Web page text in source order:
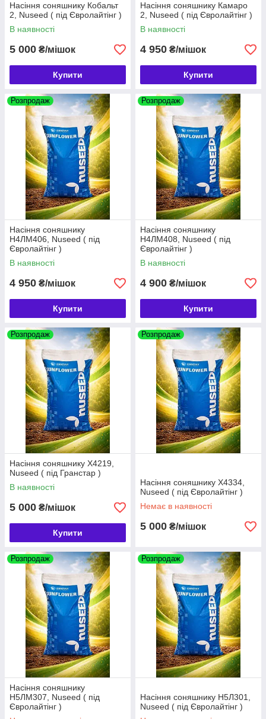
Насіння соняшнику Кобальт
2, Nuseed ( під Євролайтінг )
В наявності
5 000 ₴/мішок
Купити
Насіння соняшнику Камаро
2, Nuseed ( під Євролайтінг )
В наявності
4 950 ₴/мішок
Купити
Розпродаж
Насіння соняшнику
Н4ЛМ406, Nuseed ( під
Євролайтінг )
В наявності
4 950 ₴/мішок
Купити
Розпродаж
Насіння соняшнику
Н4ЛМ408, Nuseed ( під
Євролайтінг )
В наявності
4 900 ₴/мішок
Купити
Розпродаж
Насіння соняшнику Х4219,
Nuseed ( під Гранстар )
В наявності
5 000 ₴/мішок
Купити
Розпродаж
Насіння соняшнику Х4334,
Nuseed ( під Євролайтінг )
Немає в наявності
5 000 ₴/мішок
Розпродаж
Насіння соняшнику
Н5ЛМ307, Nuseed ( під
Євролайтінг )
Розпродаж
Насіння соняшнику Н5Л301,
Nuseed ( під Євролайтінг )